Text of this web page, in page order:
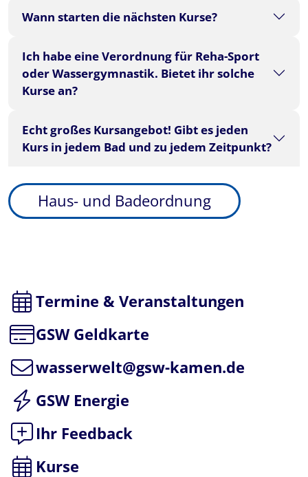
Wann starten die nächsten Kurse?
Ich habe eine Verordnung für Reha-Sport
oder Wassergymnastik. Bietet ihr solche
Kurse an?
Echt großes Kursangebot! Gibt es jeden
Kurs in jedem Bad und zu jedem Zeitpunkt?
Haus- und Badeordnung
Termine & Veranstaltungen
GSW Geldkarte
wasserwelt@gsw-kamen.de
GSW Energie
Ihr Feedback
Kurse